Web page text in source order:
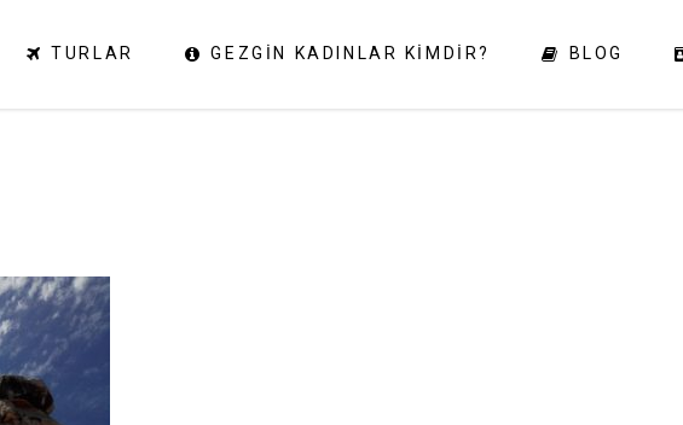
TURLAR GEZGIN KADINLAR KIMDIR? BLOG